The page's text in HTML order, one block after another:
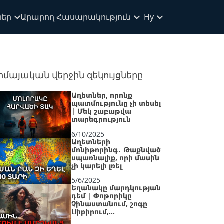
Արարող Հասարակություն Hy
վերջին զեկույցները
Աղետներ, որոնք
պատմությունը չի տեսել
| Մեկ շաբաթվա
տարեգրություն
6/10/2025
Աղետների
մոնիթորինգ․ Թաքնված
սպառնալիք, որի մասին
չի կարելի լռել
5/6/2025
Եղանակը մարդկության
դեմ | Փոթորիկը
Չինաստանում, շոգը
Սիբիրում,